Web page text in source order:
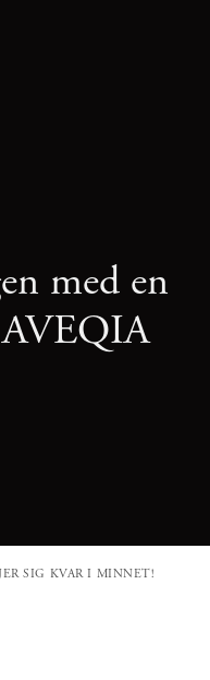
med en
AVEQIA
SIG KVAR I MINNET!